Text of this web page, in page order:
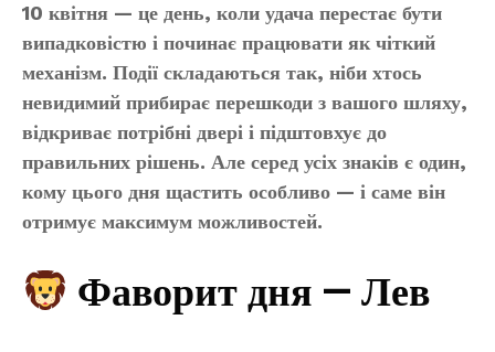
10 квітня — це день, коли удача перестає бути
випадковістю і починає працювати як чіткий
механізм. Події складаються так, ніби хтось
невидимий прибирає перешкоди з вашого шляху,
відкриває потрібні двері і підштовхує до
правильних рішень. Але серед усіх знаків є один,
кому цього дня щастить особливо — і саме він
отримує максимум можливостей.
Фаворит дня — Лев